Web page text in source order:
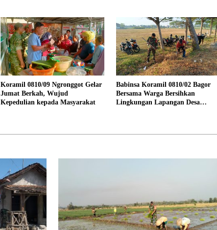
Koramil 0810/09 Ngronggot Gelar
Jumat Berkah, Wujud
Kepedulian kepada Masyarakat
Babinsa Koramil 0810/02 Bagor
Bersama Warga Bersihkan
Lingkungan Lapangan Desa